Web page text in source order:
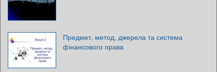
Предмет, метод, джерела та система
фінансового права